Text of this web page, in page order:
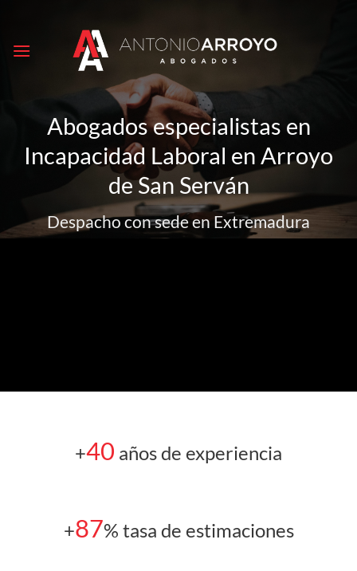
contenido
Abogados especialistas en
Incapacidad Laboral en Arroyo
de San Serván
Despacho con sede en Extremadura
+40 años de experiencia
+87% tasa de estimaciones